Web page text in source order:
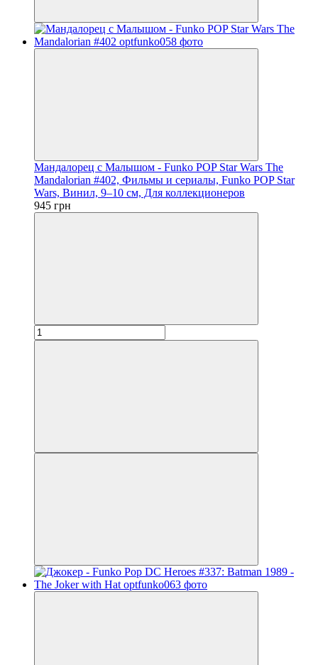
Мандалорец с Малышом - Funko POP Star Wars The
Mandalorian #402, Фильмы и сериалы, Funko POP Star
Wars, Винил, 9–10 см, Для коллекционеров
945 грн